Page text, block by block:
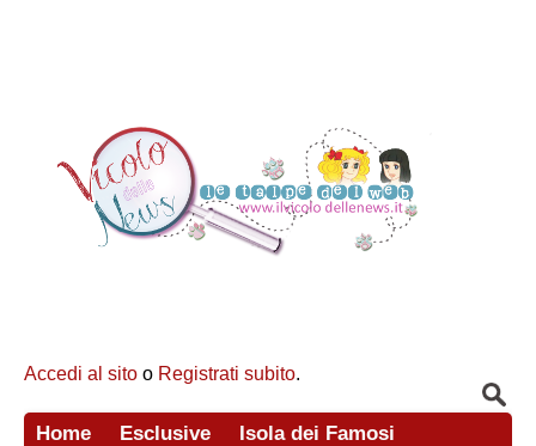
Accedi al sito o Registrati subito.
Home Esclusive
Isola dei Famosi